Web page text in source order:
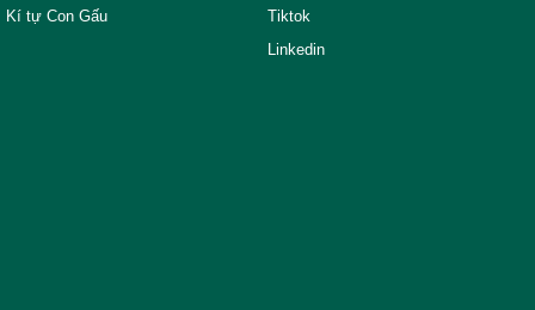
Kí tự Con Gấu
Tiktok
Linkedin